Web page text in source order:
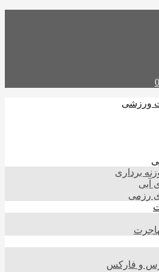
ورزشی
برداری
آبی
رزمی
و فارکس